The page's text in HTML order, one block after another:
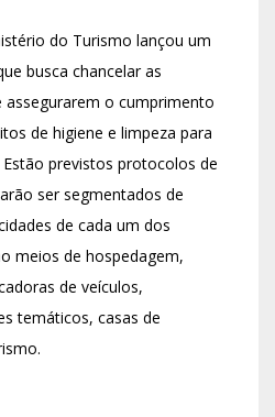
do Turismo lançou um
busca chancelar as
assegurarem o cumprimento
de higiene e limpeza para
previstos protocolos de
ser segmentados de
de cada um dos
meios de hospedagem,
de veículos,
temáticos, casas de